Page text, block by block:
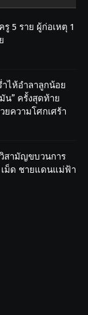
5 ราย ผู้ก่อเหตุ 1
ห้อำลาลูกน้อย
น” ครั้งสุดท้าย
ยความโศกเศร้า
สามัญขบวนการ
เม็ด ชายแดนแม่ฟ้า